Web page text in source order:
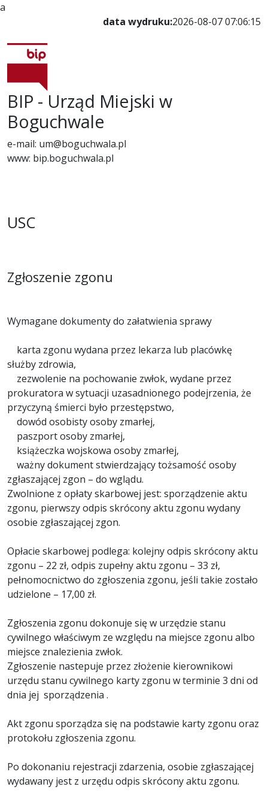
a
data wydruku:2026-08-07 07:06:15
BIP - Urząd Miejski w
Boguchwale
e-mail: um@boguchwala.pl
www: bip.boguchwala.pl
USC
Zgłoszenie zgonu
Wymagane dokumenty do załatwienia sprawy
karta zgonu wydana przez lekarza lub placówkę
służby zdrowia,
zezwolenie na pochowanie zwłok, wydane przez
prokuratora w sytuacji uzasadnionego podejrzenia, że
przyczyną śmierci było przestępstwo,
dowód osobisty osoby zmarłej,
paszport osoby zmarłej,
książeczka wojskowa osoby zmarłej,
ważny dokument stwierdzający tożsamość osoby
zgłaszającej zgon – do wglądu.
Zwolnione z opłaty skarbowej jest: sporządzenie aktu
zgonu, pierwszy odpis skrócony aktu zgonu wydany
osobie zgłaszającej zgon.
Opłacie skarbowej podlega: kolejny odpis skrócony aktu
zgonu – 22 zł, odpis zupełny aktu zgonu – 33 zł,
pełnomocnictwo do zgłoszenia zgonu, jeśli takie zostało
udzielone – 17,00 zł.
Zgłoszenia zgonu dokonuje się w urzędzie stanu
cywilnego właściwym ze względu na miejsce zgonu albo
miejsce znalezienia zwłok.
Zgłoszenie nastepuje przez złożenie kierownikowi
urzędu stanu cywilnego karty zgonu w terminie 3 dni od
dnia jej sporządzenia .
Akt zgonu sporządza się na podstawie karty zgonu oraz
protokołu zgłoszenia zgonu.
Po dokonaniu rejestracji zdarzenia, osobie zgłaszającej
wydawany jest z urzędu odpis skrócony aktu zgonu.